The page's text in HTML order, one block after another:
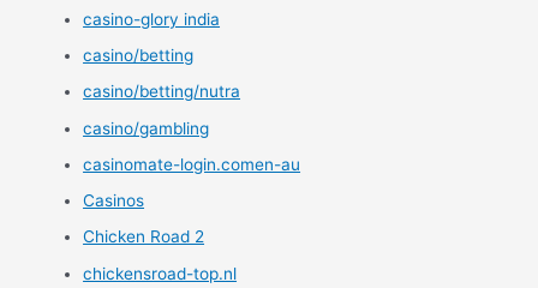
casino-glory india
casino/betting
casino/betting/nutra
casino/gambling
casinomate-login.comen-au
Casinos
Chicken Road 2
chickensroad-top.nl